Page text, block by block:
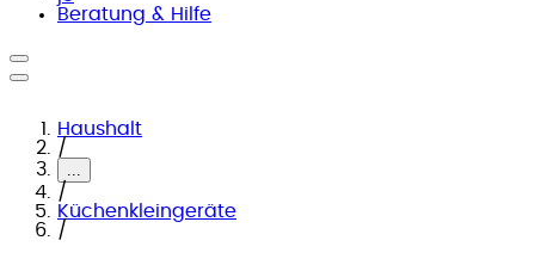
Beratung & Hilfe
Haushalt
/
...
/
Küchenkleingeräte
/